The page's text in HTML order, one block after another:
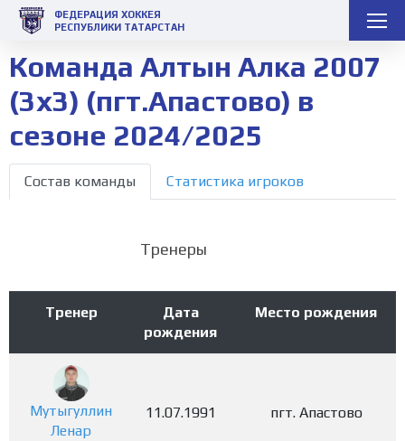
ФЕДЕРАЦИЯ ХОККЕЯ
РЕСПУБЛИКИ ТАТАРСТАН
Команда Алтын Алка 2007
(3х3) (пгт.Апастово) в
сезоне 2024/2025
Состав команды Статистика игроков
Тренеры
Тренер
Дата
рождения
Место рождения
Мутыгуллин
Ленар
11.07.1991 пгт. Апастово